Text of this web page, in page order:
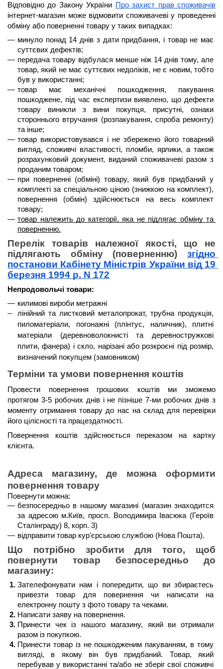
Відповідно до Закону України Про захист прав споживачів
інтернет-магазин може відмовити споживачеві у проведенні
обміну або поверненні товару у таких випадках:
минуло понад 14 днів з дати придбання, і товар не має
суттєвих дефектів;
передача товару відбулася менше ніж 14 днів тому, але
товар, який не має суттєвих недоліків, не є новим, тобто
був у використанні;
товар має механічні пошкодження, пакування
пошкоджене, під час експертизи виявлено, що дефекти
товару виникли з вини покупця, присутні, ознаки
стороннього втручання (розпакування, спроба ремонту)
та інше;
товар використовувався і не збережено його товарний
вигляд, споживчі властивості, пломби, ярлики, а також
розрахунковий документ, виданий споживачеві разом з
проданим товаром;
при поверненні (обміні) товару, який був придбаний у
комплекті за спеціальною ціною (знижкою на комплект),
повернення (обмін) здійснюється на весь комплект
товару;
товар належить до категорії, яка не підлягає обміну та
поверненню.
Перелік товарів належної якості, що не
підлягають обміну (поверненню) згідно
постанови Кабінету Міністрів України від 19
березня 1994 р. N 172
Непродовольчі товари:
килимові вироби метражні
лінійний та листковий металопрокат, трубна продукція,
пиломатеріали, погонажні (плінтус, наличник), плитні
матеріали (деревноволокнисті та деревностружкові
плити, фанера) і скло, нарізані або розкроєні під розмір,
визначений покупцем (замовником)
Терміни та умови повернення коштів
протягом 3-5 робочих днів і не пізніше 7-ми робочих днів з
моменту отримання товару до нас на склад для перевірки
його цілісності та працездатності.
Повернення коштів здійснюється переказом на картку
клієнта.
Адреса магазину, де можна оформити
повернення товару
Повернути можна:
безпосередньо в нашому магазині (магазин знаходится
за адресою м.Київ, просп. Володимира Івасюка (Героїв
Сталінграду) 8, корп. 3)
відправити товар кур'єрською службою (Нова Пошта).
Що потрібно зробити для того, щоб
повернути товар безпосередньо до
магазину:
Зателефонувати нам і попередити, що ви збираєтесь
привезти товар для повернення чи написати на
електронну пошту з фото товару та чеками.
Написати заяву на повернення.
Принести чек із нашого магазину, який ви отримали
разом із покупкою.
Принести товар із не пошкодженим пакуванням, в тому
вигляді, в якому він був придбаний. Товар, який
перебував у використанні та/або не зберіг свої споживчі